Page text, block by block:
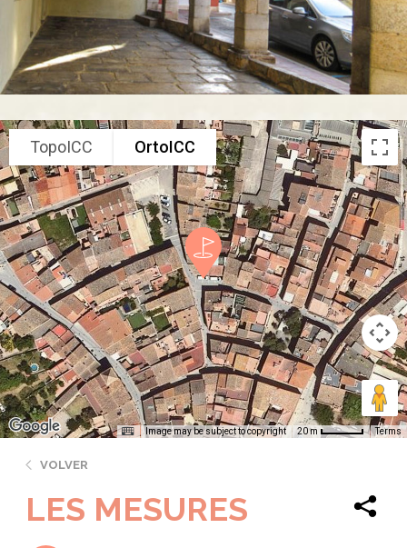
TopoICC OrtoICC
Image may be subject to copyright 20 m Terms
VOLVER
LES MESURES